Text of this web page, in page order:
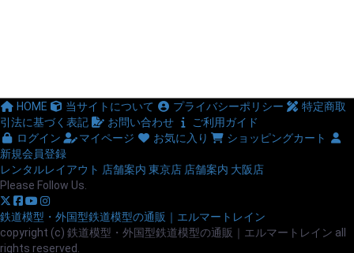
HOME 当サイトについて プライバシーポリシー
特定商取
引法に基づく表記
お問い合わせ
ご利用ガイド
ログイン
マイページ お気に入り
ショッピングカート
新規会員登録
レンタルレイアウト 店舗案内 東京店 店舗案内 大阪店
Please Follow Us.
鉄道模型・外国型鉄道模型の通販｜エルマートレイン
copyright (c) 鉄道模型・外国型鉄道模型の通販｜エルマートレイン all
rights reserved.